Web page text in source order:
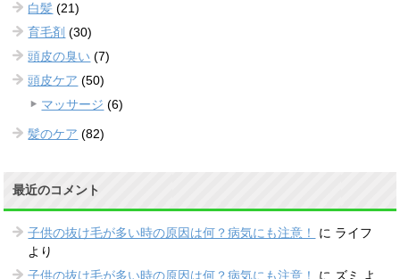
白髪 (21)
育毛剤 (30)
頭皮の臭い (7)
頭皮ケア (50)
マッサージ (6)
髪のケア (82)
最近のコメント
子供の抜け毛が多い時の原因は何？病気にも注意！ に ライフ
より
子供の抜け毛が多い時の原因は何？病気にも注意！
に ズミ
よ